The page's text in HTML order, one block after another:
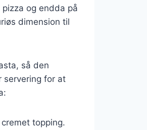
og endda på
dimension til
så den
servering for at
topping.